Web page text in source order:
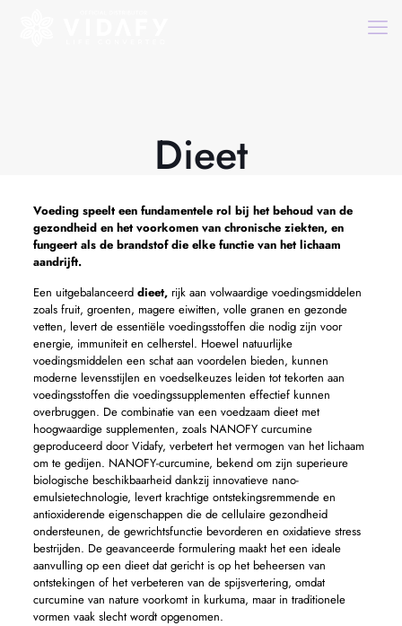
Dieet
Voeding speelt een fundamentele rol bij het behoud van de
gezondheid en het voorkomen van chronische ziekten, en
fungeert als de brandstof die elke functie van het lichaam
aandrijft.
Een uitgebalanceerd dieet,rijk aan volwaardige voedingsmiddelen
zoals fruit, groenten, magere eiwitten, volle granen en gezonde
vetten, levert de essentiële voedingsstoffen die nodig zijn voor
energie, immuniteit en celherstel. Hoewel natuurlijke
voedingsmiddelen een schat aan voordelen bieden, kunnen
moderne levensstijlen en voedselkeuzes leiden tot tekorten aan
voedingsstoffen die voedingssupplementen effectief kunnen
overbruggen. De combinatie van een voedzaam dieet met
hoogwaardige supplementen, zoals NANOFY curcumine
geproduceerd door Vidafy, verbetert het vermogen van het lichaam
om te gedijen. NANOFY-curcumine, bekend om zijn superieure
biologische beschikbaarheid dankzij innovatieve nano-
emulsietechnologie, levert krachtige ontstekingsremmende en
antioxiderende eigenschappen die de cellulaire gezondheid
ondersteunen, de gewrichtsfunctie bevorderen en oxidatieve stress
bestrijden. De geavanceerde formulering maakt het een ideale
aanvulling op een dieet dat gericht is op het beheersen van
ontstekingen of het verbeteren van de spijsvertering, omdat
curcumine van nature voorkomt in kurkuma, maar in traditionele
vormen vaak slecht wordt opgenomen.